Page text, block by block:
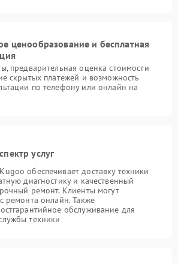
ценообразование и бесплатная
предварительная оценка стоимости
скрытых платежей и возможность
по телефону или онлайн на
услуг
обеспечивает доставку техники
диагностику и качественный
ремонт. Клиенты могут
ремонта онлайн. Также
обслуживание для
техники